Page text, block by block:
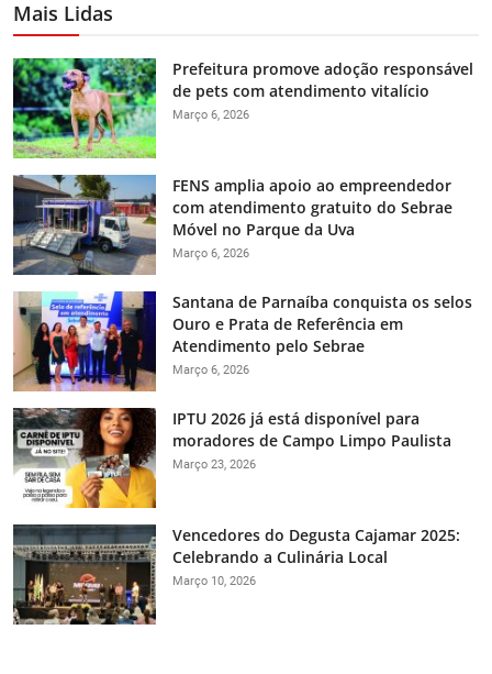
Mais Lidas
Prefeitura promove adoção responsável
de pets com atendimento vitalício
Março 6, 2026
FENS amplia apoio ao empreendedor
com atendimento gratuito do Sebrae
Móvel no Parque da Uva
Março 6, 2026
Santana de Parnaíba conquista os selos
Ouro e Prata de Referência em
Atendimento pelo Sebrae
Março 6, 2026
IPTU 2026 já está disponível para
moradores de Campo Limpo Paulista
Março 23, 2026
Vencedores do Degusta Cajamar 2025:
Celebrando a Culinária Local
Março 10, 2026